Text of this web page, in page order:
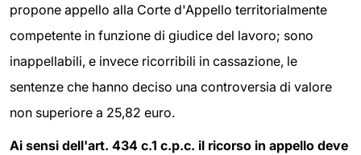
propone appello alla Corte d'Appello territorialmente
competente in funzione di giudice del lavoro; sono
inappellabili, e invece ricorribili in cassazione, le
sentenze che hanno deciso una controversia di valore
non superiore a 25,82 euro.
Ai sensi dell'art. 434 c.1 c.p.c. il ricorso in appello deve